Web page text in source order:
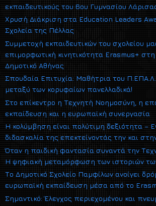
εκπαιδευτικούς του 6ου Γυμνασίου
Χρυσή Διάκριση στα Education Leaders
Σχολεία της Πέλλας
Συμμετοχή εκπαιδευτικών του σχολείου
επιμορφωτική κινητικότητα Erasmus+
Δημοτικό Αθήνας
Σπουδαία Επιτυχία: Μαθήτρια του
μεταξύ των κορυφαίων πανελλαδικά!
Στο επίκεντρο η Τεχνητή Νοημοσύνη, η
εκπαίδευση και η ευρωπαϊκή συνεργασία
Η κολύμβηση είναι πολύτιμη δεξιότητα –
διδασκαλία της επεκτείνοντάς την και
Όταν η παιδική φαντασία συναντά την
Η ψηφιακή μεταμόρφωση των ιστοριών
Το Δημοτικό Σχολείο Παμφίλων ανοίγει
ευρωπαϊκή εκπαίδευση μέσα από το
Σημαντικό: Έλεγχος περιεχομένου και